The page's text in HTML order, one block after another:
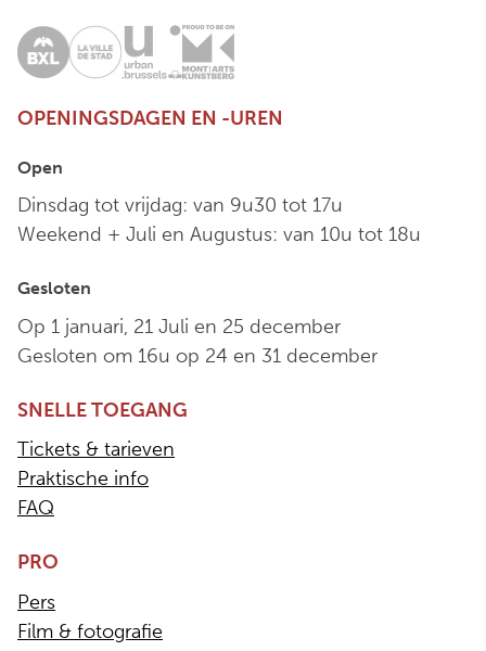
OPENINGSDAGEN EN -UREN
Open
Dinsdag tot vrijdag: van 9u30 tot 17u
Weekend + Juli en Augustus: van 10u tot 18u
Gesloten
Op 1 januari, 21 Juli en 25 december
Gesloten om 16u op 24 en 31 december
SNELLE TOEGANG
Tickets & tarieven
Praktische info
FAQ
PRO
Pers
Film & fotografie